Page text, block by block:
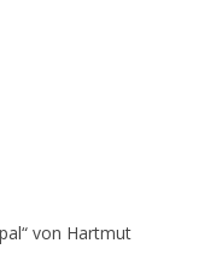
von Hartmut